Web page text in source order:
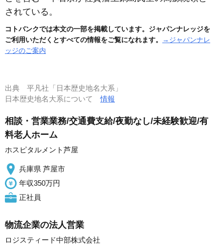
されている。
コトバンクでは本文の一部を掲載しています。ジャパンナレッジを
ご利用いただくとすべての情報をご覧になれます。
→ジャパンナレ
ッジのご案内
出典 平凡社「日本歴史地名大系」
日本歴史地名大系について情報
相談・営業業務/交通費支給/夜勤なし/未経験歓迎/有
料老人ホーム
ホスピタルメント芦屋
兵庫県 芦屋市
年収350万円
正社員
物流企業の法人営業
ロジスティード中部株式会社